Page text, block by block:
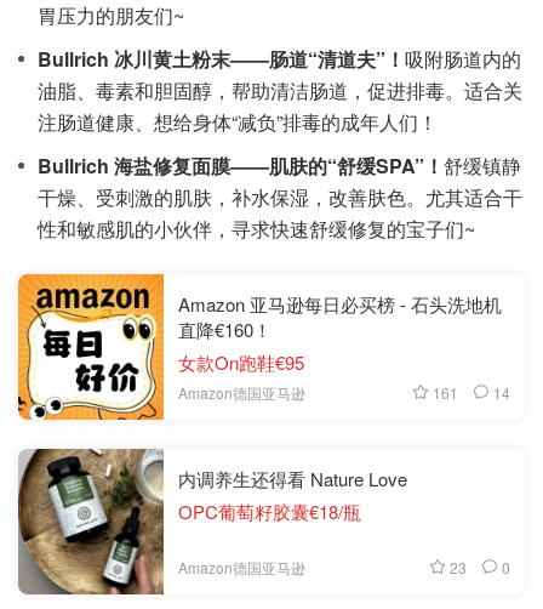
胃压力的朋友们~
Bullrich 冰川黄土粉末——肠道“清道夫”！ 吸附肠道内的
油脂、毒素和胆固醇，帮助清洁肠道，促进排毒。适合关
注肠道健康、想给身体“减负”排毒的成年人们！
Bullrich 海盐修复面膜——肌肤的“舒缓SPA”！ 舒缓镇静
干燥、受刺激的肌肤，补水保湿，改善肤色。尤其适合干
性和敏感肌的小伙伴，寻求快速舒缓修复的宝子们~
Amazon 亚马逊每日必买榜 - 石头洗地机
直降€160！
女款On跑鞋€95
Amazon德国亚马逊 161 14
内调养生还得看 Nature Love
OPC葡萄籽胶囊€18/瓶
Amazon德国亚马逊 23 0